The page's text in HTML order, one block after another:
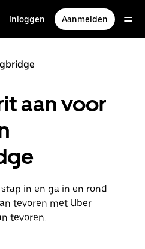
Inloggen Aanmelden
aan voor
in en ga in en rond
tevoren met Uber
tevoren.